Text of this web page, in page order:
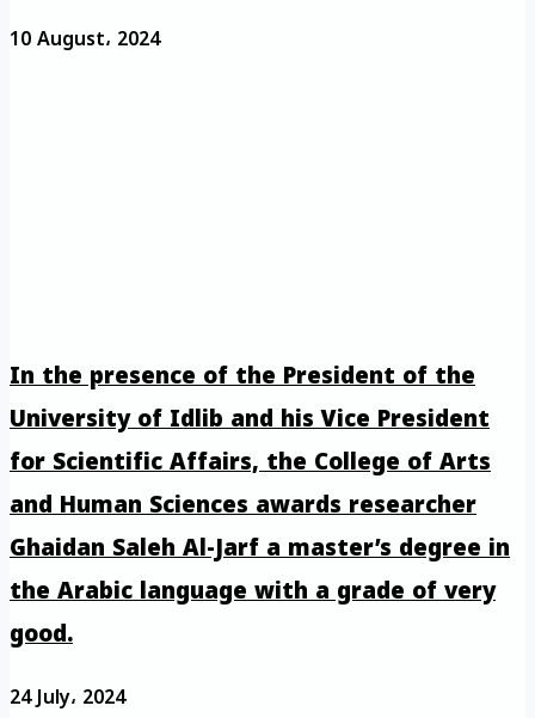
10 August، 2024
In the presence of the President of the
University of Idlib and his Vice President
for Scientific Affairs, the College of Arts
and Human Sciences awards researcher
Ghaidan Saleh Al-Jarf a master’s degree in
the Arabic language with a grade of very
good.
24 July، 2024